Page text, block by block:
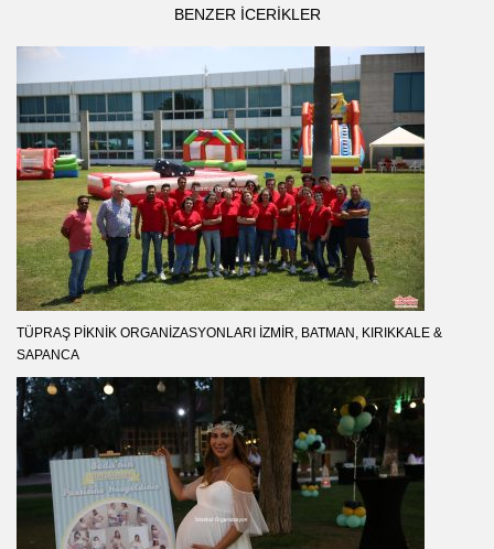
BENZER ICERIKLER
TÜPRAŞ PIKNIK ORGANIZASYONLARI İZMIR, BATMAN, KIRIKKALE &
SAPANCA